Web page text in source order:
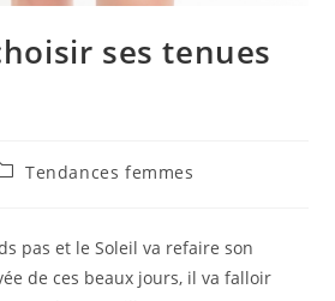
ses tenues
Tendances femmes
pas et le Soleil va refaire son
de ces beaux jours, il va falloir